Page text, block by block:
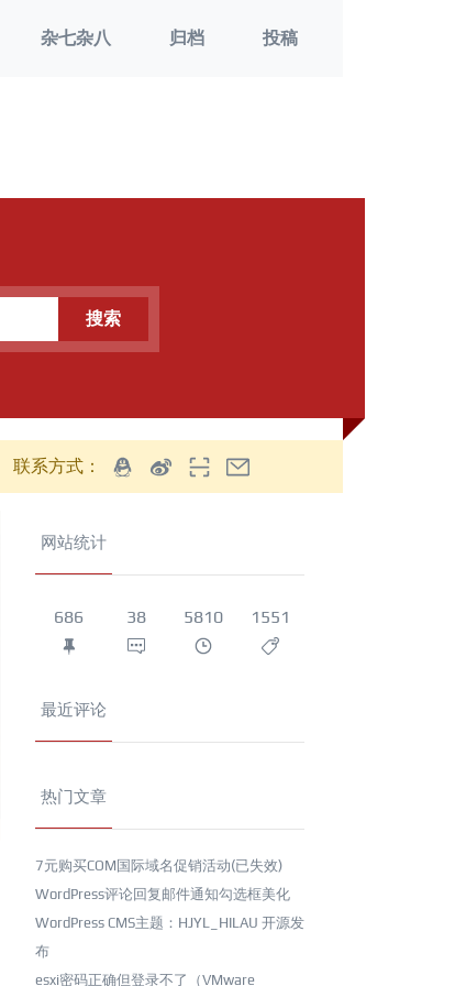
杂七杂八 归档 投稿
搜索
联系方式：
网站统计
686 38 5810 1551
最近评论
热门文章
7元购买COM国际域名促销活动(已失效)
WordPress评论回复邮件通知勾选框美化
WordPress CMS主题：HJYL_HILAU 开源发
布
esxi密码正确但登录不了（VMware